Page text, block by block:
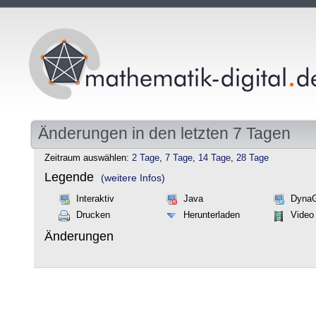
Änderungen in den letzten 7 Tagen
Zeitraum auswählen: 2 Tage, 7 Tage, 14 Tage, 28 Tage
Legende (weitere Infos)
Interaktiv Java
Drucken
Herunterladen Video
Änderungen